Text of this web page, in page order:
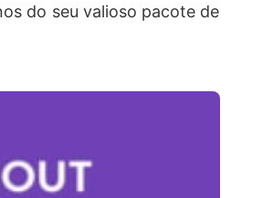
do seu valioso pacote de